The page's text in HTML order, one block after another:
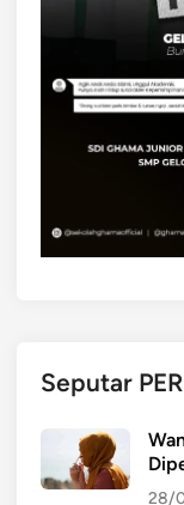
Seputar
28/